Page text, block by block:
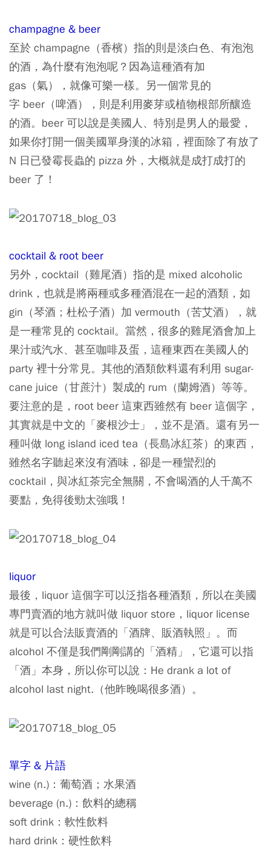
champagne & beer
至於 champagne（香檳）指的則是淡白色、有泡泡
的酒，為什麼有泡泡呢？因為這種酒有加
gas（氣），就像可樂一樣。另一個常見的
字 beer（啤酒），則是利用麥芽或植物根部所釀造
的酒。beer 可以說是美國人、特別是男人的最愛，
如果你打開一個美國單身漢的冰箱，裡面除了有放了
N 日已發霉長蟲的 pizza 外，大概就是成打成打的
beer 了！
cocktail & root beer
另外，cocktail（雞尾酒）指的是 mixed alcoholic
drink，也就是將兩種或多種酒混在一起的酒類，如
gin（琴酒；杜松子酒）加 vermouth（苦艾酒），就
是一種常見的 cocktail。當然，很多的雞尾酒會加上
果汁或汽水、甚至咖啡及蛋，這種東西在美國人的
party 裡十分常見。其他的酒類飲料還有利用 sugar-
cane juice（甘蔗汁）製成的 rum（蘭姆酒）等等。
要注意的是，root beer 這東西雖然有 beer 這個字，
其實就是中文的「麥根沙士」，並不是酒。還有另一
種叫做 long island iced tea（長島冰紅茶）的東西，
雖然名字聽起來沒有酒味，卻是一種蠻烈的
cocktail，與冰紅茶完全無關，不會喝酒的人千萬不
要點，免得後勁太強哦！
liquor
最後，liquor 這個字可以泛指各種酒類，所以在美國
專門賣酒的地方就叫做 liquor store，liquor license
就是可以合法販賣酒的「酒牌、販酒執照」。而
alcohol 不僅是我們剛剛講的「酒精」，它還可以指
「酒」本身，所以你可以說：He drank a lot of
alcohol last night.（他昨晚喝很多酒）。
單字 & 片語
wine (n.)：葡萄酒；水果酒
beverage (n.)：飲料的總稱
soft drink：軟性飲料
hard drink：硬性飲料